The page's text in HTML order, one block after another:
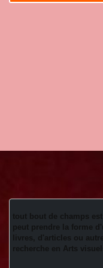
tout bout de champs
peut prendre la forme
livres, d'articles ou
recherche en Arts